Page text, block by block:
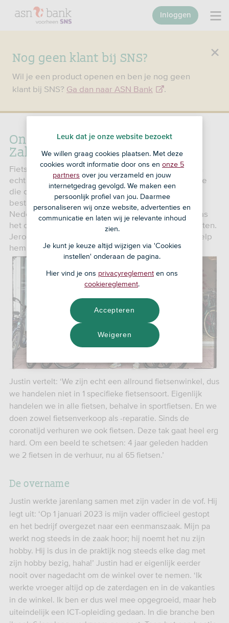
Nog geen klant bij SNS?
Wil je een product openen en ben je nog geen
klant bij SNS? Ga dan naar ASN Bank .
Inloggen
Ondernemers groeien met SNS
Zakelijk krediet
Fietsenzaak Harings Tweewielers uit Almelo is een
echt familiebedrijf. Justin Harings is de 4e generatie
die de winkel runt. Dit jaar vieren ze hun 125-jarig
bestaan, waarmee ze de oudste fietsenzaak van
Nederland zijn. Toen Justin het bedrijf overnam, was
het ook tijd om een nieuw zakelijk krediet af te sluiten.
Jeroen van de Linde, zakelijk adviseur van SNS, hielp
hem hierbij.
Justin vertelt: ‘We zijn echt een allround fietsenwinkel, dus
we handelen niet in 1 specifieke fietsensoort. Eigenlijk
handelen we in alle fietsen, behalve in sportfietsen. En we
doen zowel fietsenverkoop als -reparatie. Sinds de
coronatijd verhuren we ook fietsen. Deze tak gaat heel erg
hard. Om een beeld te schetsen: 4 jaar geleden hadden
we 2 fietsen in de verhuur, nu al 65 fietsen.’
De overname
Justin werkte jarenlang samen met zijn vader in de vof. Hij
legt uit: ‘Op 1 januari 2023 is mijn vader officieel gestopt
en het bedrijf overgezet naar een eenmanszaak. Mijn pa
werkt nog steeds in de zaak hoor; hij noemt het nu zijn
hobby. Hij is dus in de praktijk nog steeds elke dag met
zijn hobby bezig, haha!’ Justin had er eigenlijk eerder
nooit over nagedacht om de winkel over te nemen. ‘Ik
werkte vroeger altijd op de zaterdagen en in de vakanties
in de winkel. Ik ben er dus wel mee opgegroeid, maar heb
uiteindelijk een ICT-opleiding gedaan. In die branche ben
Leuk dat je onze website bezoekt
We willen graag cookies plaatsen. Met deze
cookies wordt informatie door ons en onze 5
partners over jou verzameld en jouw
internetgedrag gevolgd. We maken een
persoonlijk profiel van jou. Daarmee
personaliseren wij onze website, advertenties en
communicatie en laten wij je relevante inhoud
zien.
Je kunt je keuze altijd wijzigen via 'Cookies
instellen' onderaan de pagina.
Hier vind je ons privacyreglement en ons
cookiereglement.
Weigeren
Accepteren